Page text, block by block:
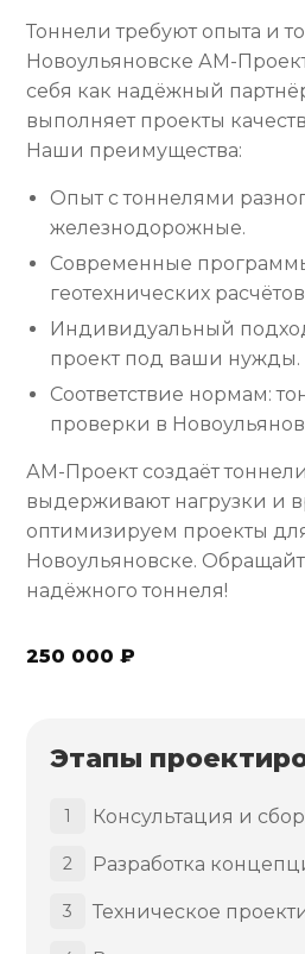
Тоннели требуют опыта и
Новоульяновске АМ-
себя как надёжный
выполняет проекты
Наши преимущества:
Опыт с тоннелями
железнодорожные.
Современные
геотехнических
Индивидуальный
проект под ваши нужды.
Соответствие нормам:
проверки в
АМ-Проект создаёт
выдерживают нагрузки и
оптимизируем проекты
Новоульяновске.
надёжного тоннеля!
250 000 ₽
Этапы
1 Консультация и
2 Разработка
3 Техническое